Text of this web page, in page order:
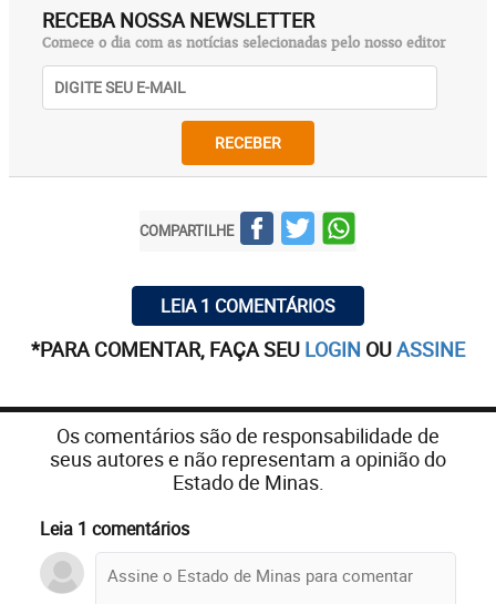
RECEBA NOSSA NEWSLETTER
Comece o dia com as notícias selecionadas pelo nosso editor
RECEBER
COMPARTILHE
LEIA 1 COMENTÁRIOS
*PARA COMENTAR, FAÇA SEU LOGIN OUASSINE
Os comentários são de responsabilidade de
seus autores e não representam a opinião do
Estado de Minas.
Leia 1 comentários